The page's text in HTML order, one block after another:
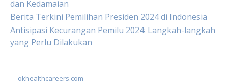
dan Kedamaian
Berita Terkini Pemilihan Presiden 2024 di Indonesia
Antisipasi Kecurangan Pemilu 2024: Langkah-langkah
yang Perlu Dilakukan
okhealthcareers.com